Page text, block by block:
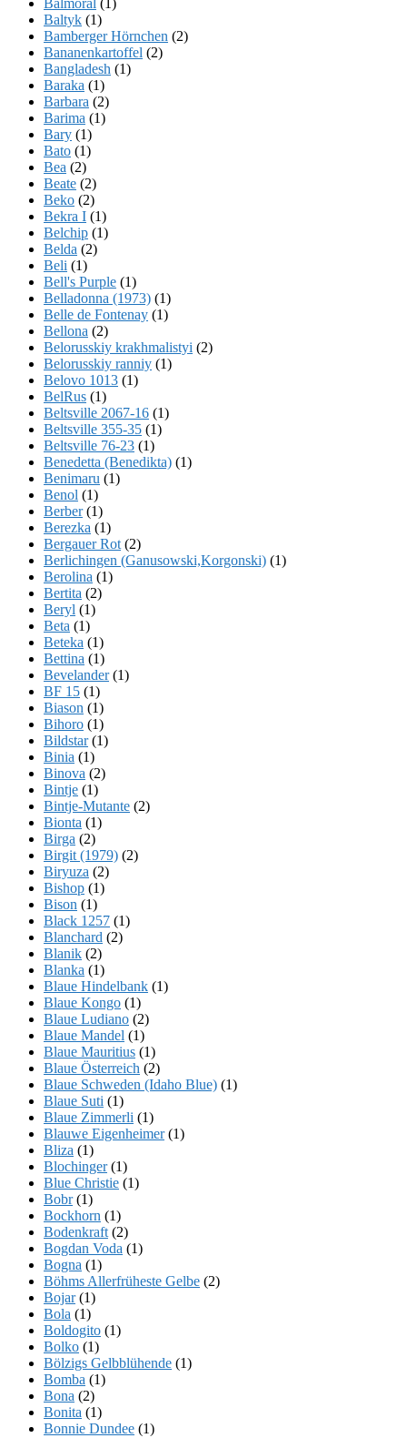
Baltyk (1)
Bamberger Hörnchen (2)
Bananenkartoffel (2)
Bangladesh (1)
Baraka (1)
Barbara (2)
Barima (1)
Bary (1)
Bato (1)
Bea (2)
Beate (2)
Beko (2)
Bekra I (1)
Belchip (1)
Belda (2)
Beli (1)
Bell's Purple (1)
Belladonna (1973) (1)
Belle de Fontenay (1)
Bellona (2)
Belorusskiy krakhmalistyi (2)
Belorusskiy ranniy (1)
Belovo 1013 (1)
BelRus (1)
Beltsville 2067-16 (1)
Beltsville 355-35 (1)
Beltsville 76-23 (1)
Benedetta (Benedikta) (1)
Benimaru (1)
Benol (1)
Berber(1)
Berezka (1)
Bergauer Rot (2)
Berlichingen (Ganusowski,Korgonski) (1)
Berolina (1)
Bertita (2)
Beryl (1)
Beta (1)
Beteka (1)
Bettina (1)
Bevelander(1)
BF 15 (1)
Biason (1)
Bihoro (1)
Bildstar(1)
Binia (1)
Binova (2)
Bintje (1)
Bintje-Mutante (2)
Bionta (1)
Birga (2)
Birgit (1979) (2)
Biryuza (2)
Bishop (1)
Bison (1)
Black 1257 (1)
Blanchard (2)
Blanik (2)
Blanka (1)
Blaue Hindelbank (1)
Blaue Kongo (1)
Blaue Ludiano (2)
Blaue Mandel (1)
Blaue Mauritius (1)
Blaue Österreich (2)
Blaue Schweden (Idaho Blue) (1)
Blaue Suti (1)
Blaue Zimmerli (1)
Blauwe Eigenheimer(1)
Bliza (1)
Blochinger(1)
Blue Christie (1)
Bobr(1)
Bockhorn (1)
Bodenkraft (2)
Bogdan Voda (1)
Bogna (1)
Böhms Allerfrüheste Gelbe (2)
Bojar(1)
Bola (1)
Boldogito (1)
Bolko (1)
Bölzigs Gelbblühende (1)
Bomba (1)
Bona (2)
Bonita (1)
Bonnie Dundee (1)